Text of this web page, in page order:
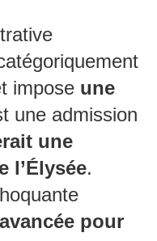
impose une
une admission
une
l’Élysée.
avancée pour